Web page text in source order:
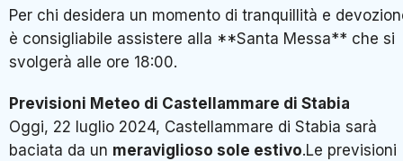
Per chi desidera un momento di tranquillità e
è consigliabile assistere alla **Santa Messa** che si
svolgerà alle ore 18:00.
Previsioni Meteo di Castellammare di Stabia
Oggi, 22 luglio 2024, Castellammare di Stabia sarà
baciata da un meraviglioso sole estivo.Le previsioni